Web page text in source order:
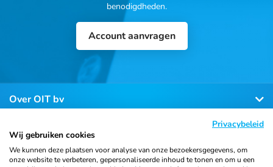
benodigdheden.
Account aanvragen
Over OIT bv
Klantenservice
Privacybeleid
Wij gebruiken cookies
We kunnen deze plaatsen voor analyse van onze bezoekersgegevens, om
onze website te verbeteren, gepersonaliseerde inhoud te tonen en om u een